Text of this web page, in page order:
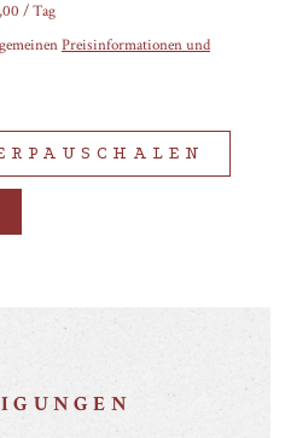
/ Tag
Preisinformationen und